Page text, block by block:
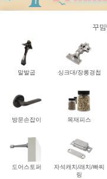
꾸
말발굽 싱크대/장롱경첩
방문손잡이 목재피스
도어스토퍼
자석캐치/래치/빠찌
링